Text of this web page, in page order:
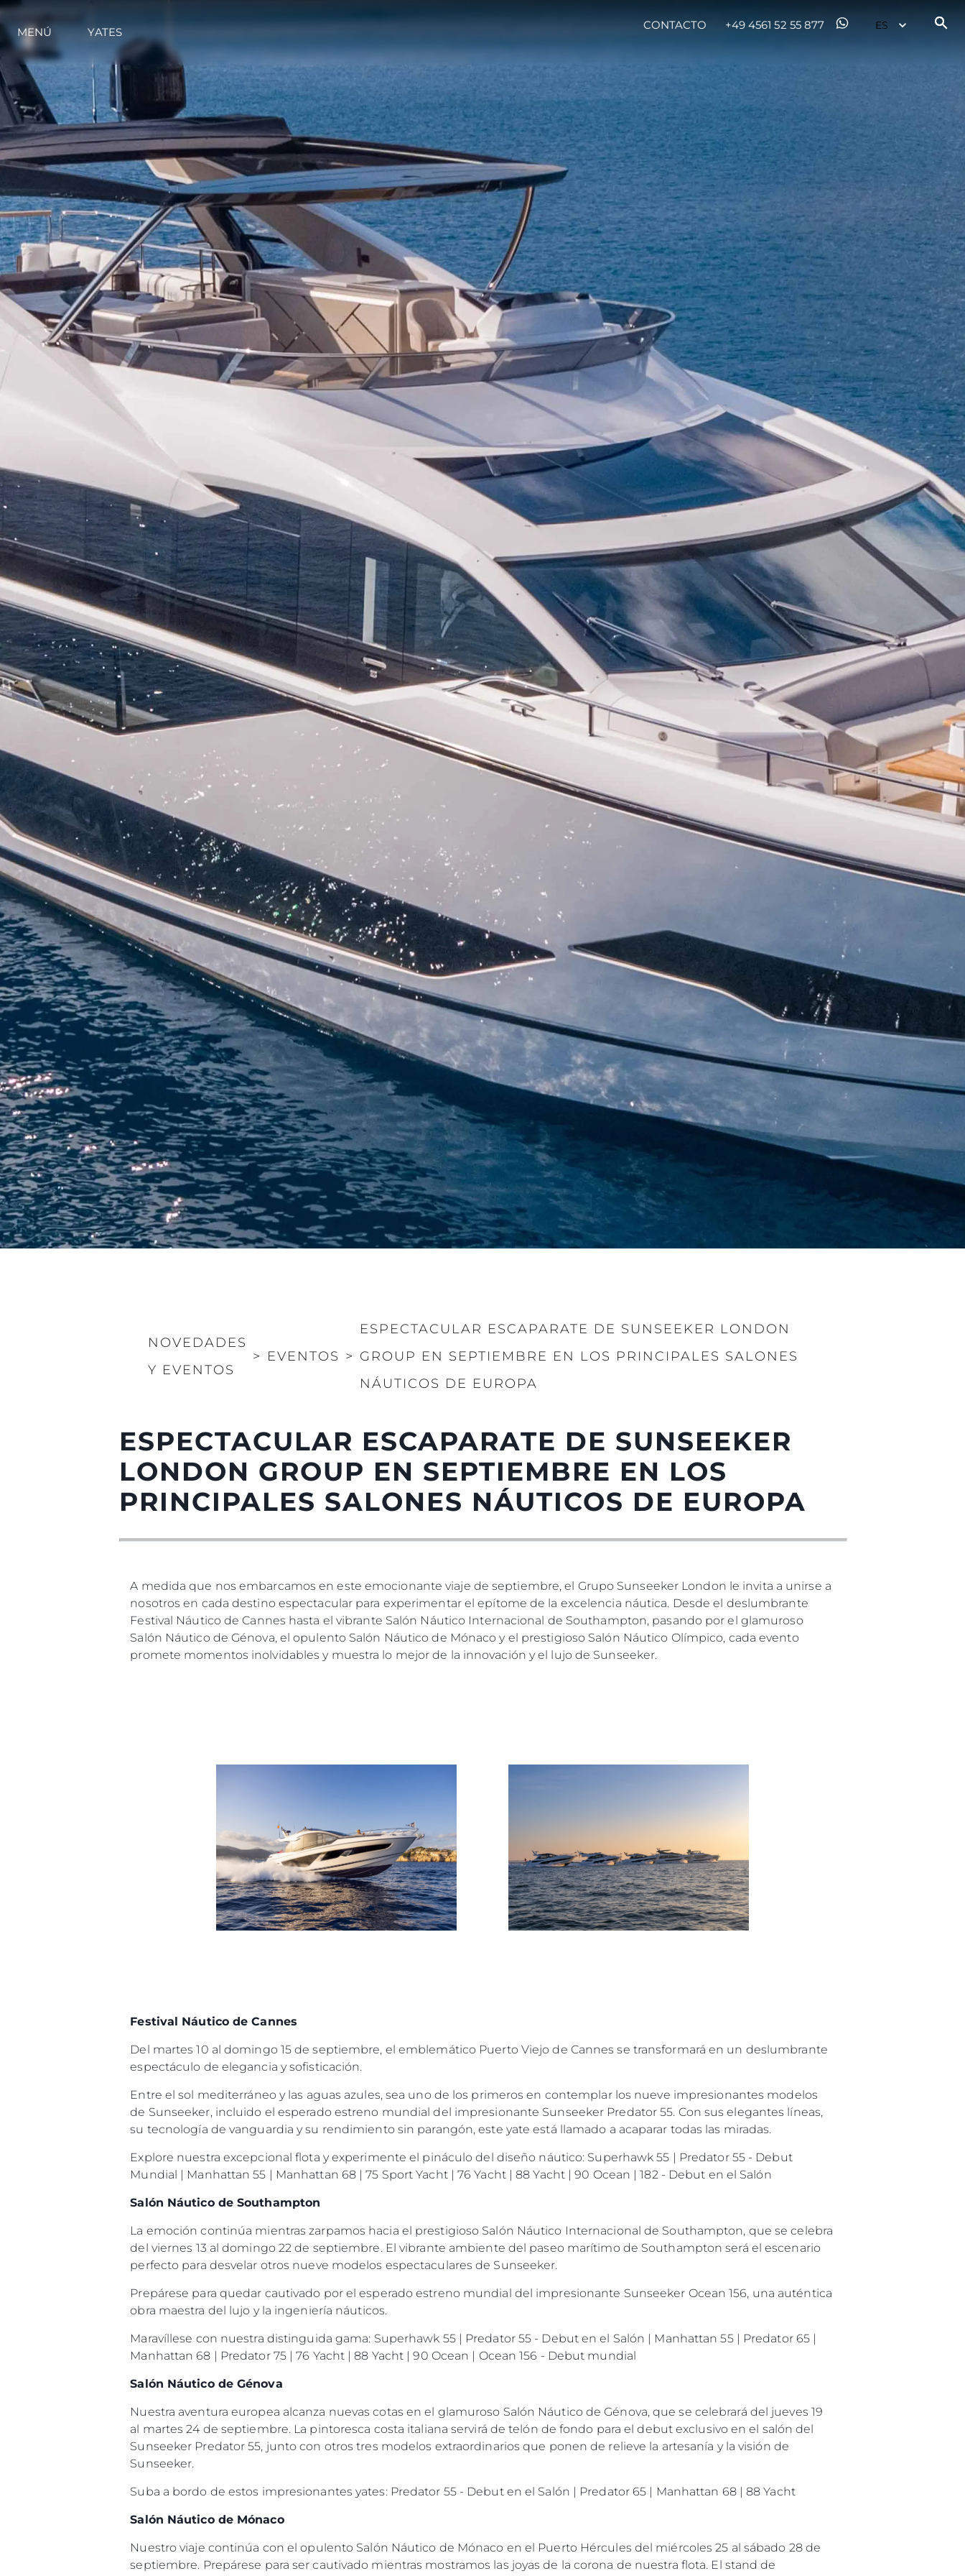
MENÚ YATES
CONTACTO +49 4561 52 55 877
NOVEDADES
Y EVENTOS
> EVENTOS >
ESPECTACULAR ESCAPARATE DE SUNSEEKER LONDON
GROUP EN SEPTIEMBRE EN LOS PRINCIPALES SALONES
NÁUTICOS DE EUROPA
ESPECTACULAR ESCAPARATE DE SUNSEEKER
LONDON GROUP EN SEPTIEMBRE EN LOS
PRINCIPALES SALONES NÁUTICOS DE EUROPA
A medida que nos embarcamos en este emocionante viaje de septiembre, el Grupo Sunseeker London le invita a unirse a
nosotros en cada destino espectacular para experimentar el epítome de la excelencia náutica. Desde el deslumbrante
Festival Náutico de Cannes hasta el vibrante Salón Náutico Internacional de Southampton, pasando por el glamuroso
Salón Náutico de Génova, el opulento Salón Náutico de Mónaco y el prestigioso Salón Náutico Olímpico, cada evento
promete momentos inolvidables y muestra lo mejor de la innovación y el lujo de Sunseeker.
Festival Náutico de Cannes
Del martes 10 al domingo 15 de septiembre, el emblemático Puerto Viejo de Cannes se transformará en un deslumbrante
espectáculo de elegancia y sofisticación.
Entre el sol mediterráneo y las aguas azules, sea uno de los primeros en contemplar los nueve impresionantes modelos
de Sunseeker, incluido el esperado estreno mundial del impresionante Sunseeker Predator 55. Con sus elegantes líneas,
su tecnología de vanguardia y su rendimiento sin parangón, este yate está llamado a acaparar todas las miradas.
Explore nuestra excepcional flota y experimente el pináculo del diseño náutico: Superhawk 55 | Predator 55 - Debut
Mundial | Manhattan 55 | Manhattan 68 | 75 Sport Yacht | 76 Yacht | 88 Yacht | 90 Ocean | 182 - Debut en el Salón
Salón Náutico de Southampton
La emoción continúa mientras zarpamos hacia el prestigioso Salón Náutico Internacional de Southampton, que se celebra
del viernes 13 al domingo 22 de septiembre. El vibrante ambiente del paseo marítimo de Southampton será el escenario
perfecto para desvelar otros nueve modelos espectaculares de Sunseeker.
Prepárese para quedar cautivado por el esperado estreno mundial del impresionante Sunseeker Ocean 156, una auténtica
obra maestra del lujo y la ingeniería náuticos.
Maravíllese con nuestra distinguida gama: Superhawk 55 | Predator 55 - Debut en el Salón | Manhattan 55 | Predator 65 |
Manhattan 68 | Predator 75 | 76 Yacht | 88 Yacht | 90 Ocean | Ocean 156 - Debut mundial
Salón Náutico de Génova
Nuestra aventura europea alcanza nuevas cotas en el glamuroso Salón Náutico de Génova, que se celebrará del jueves 19
al martes 24 de septiembre. La pintoresca costa italiana servirá de telón de fondo para el debut exclusivo en el salón del
Sunseeker Predator 55, junto con otros tres modelos extraordinarios que ponen de relieve la artesanía y la visión de
Sunseeker.
Suba a bordo de estos impresionantes yates: Predator 55 - Debut en el Salón | Predator 65 | Manhattan 68 | 88 Yacht
Salón Náutico de Mónaco
Nuestro viaje continúa con el opulento Salón Náutico de Mónaco en el Puerto Hércules del miércoles 25 al sábado 28 de
septiembre. Prepárese para ser cautivado mientras mostramos las joyas de la corona de nuestra flota. El stand de
Preferencias De Cookies
MODERNA
TERMINOS Y CONDICIONES
POLÍTICA DE COOKIES
OFERTAS DE TRABAJO
Innovación
¿Quiénes Somos?
El Equipo
Estilo De Vida